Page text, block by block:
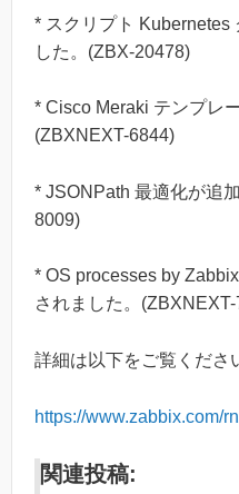
* スクリプト Kubernetes
した。(ZBX-20478)
* Cisco Meraki テンプレ
(ZBXNEXT-6844)
* JSONPath 最適化が追
8009)
* OS processes by
されました。
詳細は以下をご覧くださ
https://www.zabbix.com/
関連投稿: